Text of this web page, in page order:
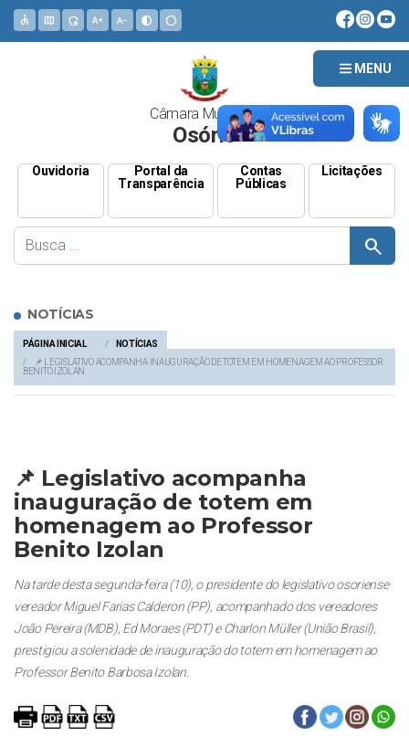
MENU
accessible map admin_panel_settings text_increase text_decrease contrast circle
Câmara Municipal
Osório
Ouvidoria
Portal da
Transparência
Contas
Públicas
Licitações
search
NOTÍCIAS
PÁGINA INICIAL
NOTÍCIAS
📌 LEGISLATIVO ACOMPANHA INAUGURAÇÃO DE TOTEM EM HOMENAGEM AO PROFESSOR
BENITO IZOLAN
📌 Legislativo acompanha
inauguração de totem em
homenagem ao Professor
Benito Izolan
Na tarde desta segunda-feira (10), o presidente do legislativo osoriense
vereador Miguel Farias Calderon (PP), acompanhado dos vereadores
João Pereira (MDB), Ed Moraes (PDT) e Charlon Müller (União Brasil),
prestigiou a solenidade de inauguração do totem em homenagem ao
Professor Benito Barbosa Izolan.